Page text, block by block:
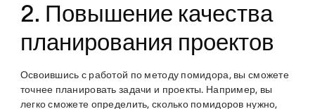
2. Повышение качества
планирования проектов
Освоившись с работой по методу помидора, вы сможете
точнее планировать задачи и проекты. Например, вы
легко сможете определить, сколько помидоров нужно,